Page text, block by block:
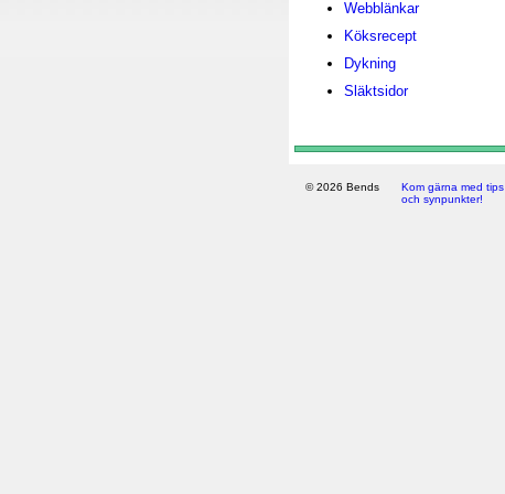
Webblänkar
Köksrecept
Dykning
Släktsidor
© 2026 Bends
Kom gärna med tips
och synpunkter!